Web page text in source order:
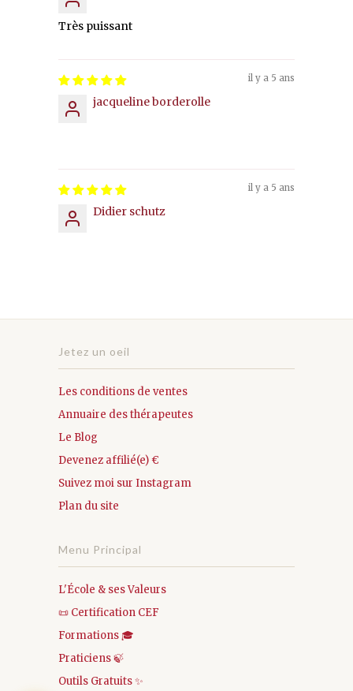
Très puissant
il y a 5 ans
jacqueline borderolle
il y a 5 ans
Didier schutz
Jetez un oeil
Les conditions de ventes
Annuaire des thérapeutes
Le Blog
Devenez affilié(e) €
Suivez moi sur Instagram
Plan du site
Menu Principal
L'École & ses Valeurs
📜 Certification CEF
Formations 🎓
Praticiens 🍃
Outils Gratuits ✨